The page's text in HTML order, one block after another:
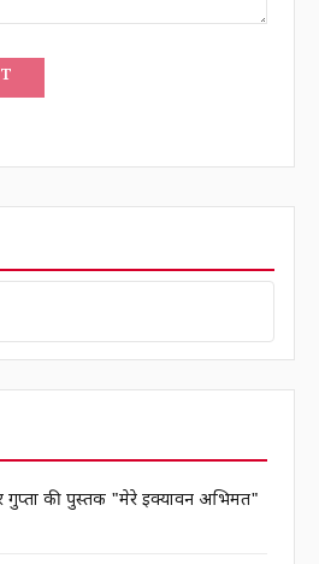
गुप्ता की पुस्तक "मेरे इक्यावन अभिमत"